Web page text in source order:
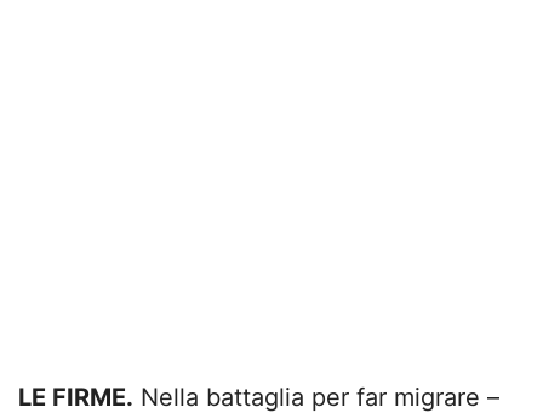
LE FIRME. Nella battaglia per far migrare –